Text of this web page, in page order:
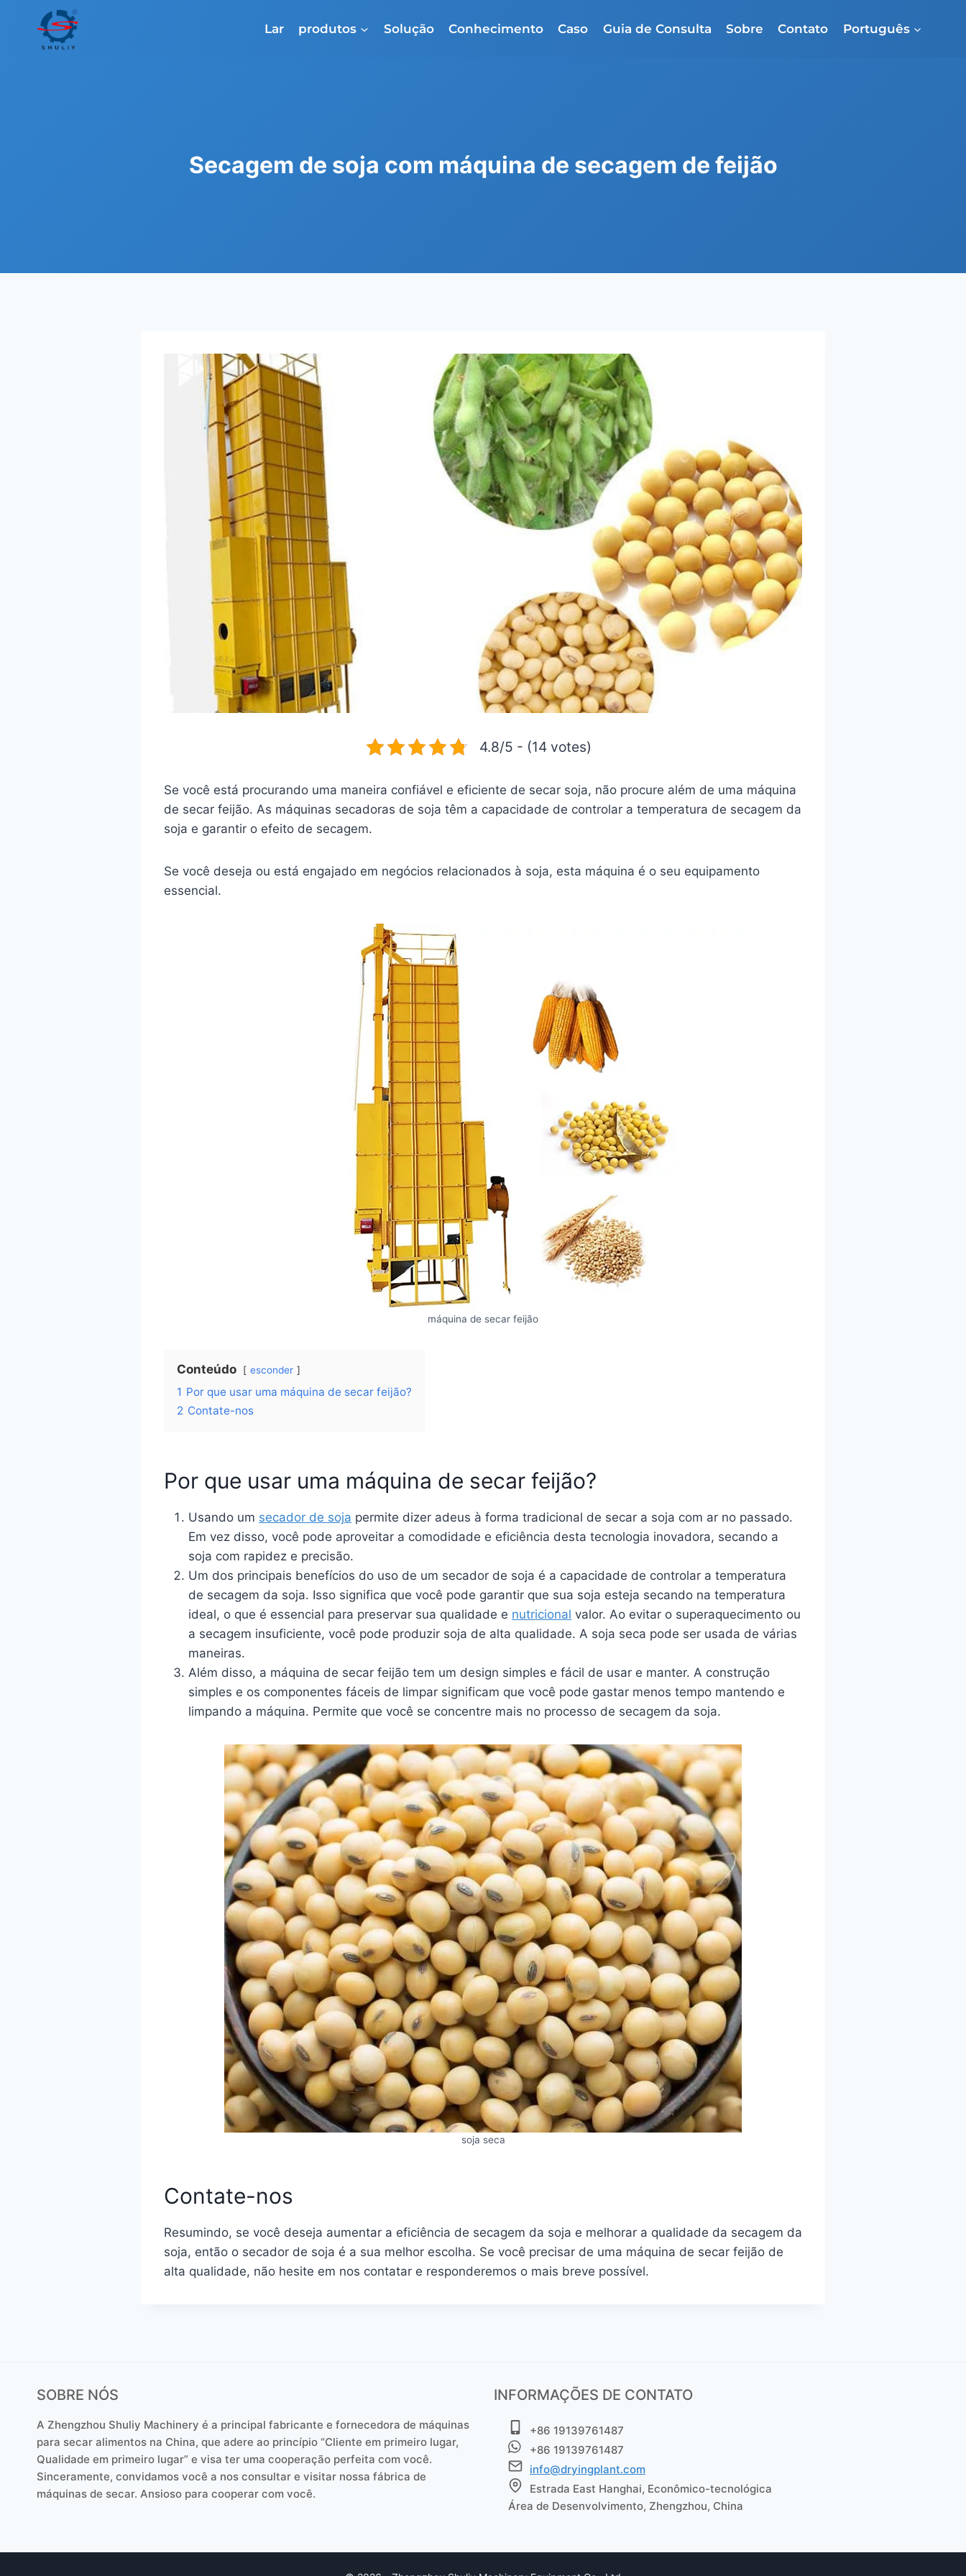
content
Lar produtos Solução Conhecimento Caso Guia de Consulta Sobre Contato Português
Secagem de soja com máquina de secagem de feijão
4.8/5 - (14 votes)
Se você está procurando uma maneira confiável e eficiente de secar soja, não procure além de uma máquina
de secar feijão. As máquinas secadoras de soja têm a capacidade de controlar a temperatura de secagem da
soja e garantir o efeito de secagem.
Se você deseja ou está engajado em negócios relacionados à soja, esta máquina é o seu equipamento
essencial.
máquina de secar feijão
Conteúdo esconder
1 Por que usar uma máquina de secar feijão?
2 Contate-nos
Por que usar uma máquina de secar feijão?
Usando um secador de soja permite dizer adeus à forma tradicional de secar a soja com ar no passado.
Em vez disso, você pode aproveitar a comodidade e eficiência desta tecnologia inovadora, secando a
soja com rapidez e precisão.
Um dos principais benefícios do uso de um secador de soja é a capacidade de controlar a temperatura
de secagem da soja. Isso significa que você pode garantir que sua soja esteja secando na temperatura
ideal, o que é essencial para preservar sua qualidade e nutricional valor. Ao evitar o superaquecimento ou
a secagem insuficiente, você pode produzir soja de alta qualidade. A soja seca pode ser usada de várias
maneiras.
Além disso, a máquina de secar feijão tem um design simples e fácil de usar e manter. A construção
simples e os componentes fáceis de limpar significam que você pode gastar menos tempo mantendo e
limpando a máquina. Permite que você se concentre mais no processo de secagem da soja.
soja seca
Contate-nos
Resumindo, se você deseja aumentar a eficiência de secagem da soja e melhorar a qualidade da secagem da
soja, então o secador de soja é a sua melhor escolha. Se você precisar de uma máquina de secar feijão de
alta qualidade, não hesite em nos contatar e responderemos o mais breve possível.
SOBRE NÓS
A Zhengzhou Shuliy Machinery é a principal fabricante e fornecedora de máquinas
para secar alimentos na China, que adere ao princípio “Cliente em primeiro lugar,
Qualidade em primeiro lugar” e visa ter uma cooperação perfeita com você.
Sinceramente, convidamos você a nos consultar e visitar nossa fábrica de
máquinas de secar. Ansioso para cooperar com você.
INFORMAÇÕES DE CONTATO
+86 19139761487
+86 19139761487
info@dryingplant.com
Estrada East Hanghai, Econômico-tecnológica
Área de Desenvolvimento, Zhengzhou, China